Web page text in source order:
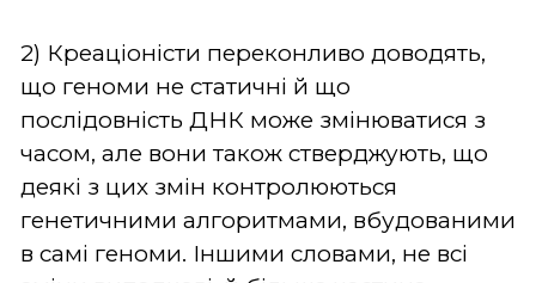
2) Креаціоністи переконливо доводять,
що геноми не статичні й що
послідовність ДНК може змінюватися з
часом, але вони також стверджують, що
деякі з цих змін контролюються
генетичними алгоритмами, вбудованими
в самі геноми. Іншими словами, не всі